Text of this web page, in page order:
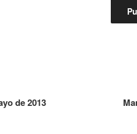
de 2013